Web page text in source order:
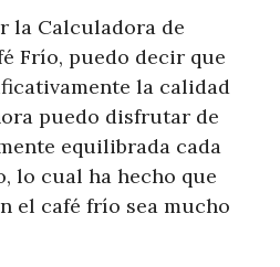
la Calculadora de
Frío, puedo decir que
la calidad
puedo disfrutar de
equilibrada cada
lo cual ha hecho que
el café frío sea mucho